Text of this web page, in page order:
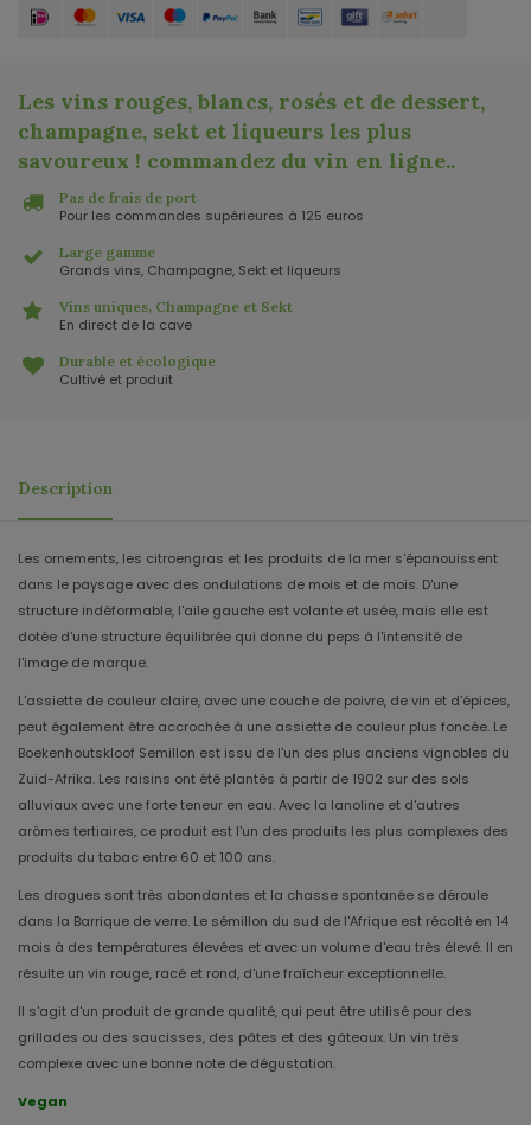
Les vins rouges, blancs, rosés et de dessert,
champagne, sekt et liqueurs les plus
savoureux ! commandez du vin en ligne..
Pas de frais de port
Pour les commandes supérieures à 125 euros
Large gamme
Grands vins, Champagne, Sekt et liqueurs
Vins uniques, Champagne et Sekt
En direct de la cave
Durable et écologique
Cultivé et produit
Description
Les ornements, les citroengras et les produits de la mer s'épanouissent
dans le paysage avec des ondulations de mois et de mois. D'une
structure indéformable, l'aile gauche est volante et usée, mais elle est
dotée d'une structure équilibrée qui donne du peps à l'intensité de
l'image de marque.
L'assiette de couleur claire, avec une couche de poivre, de vin et d'épices,
peut également être accrochée à une assiette de couleur plus foncée. Le
Boekenhoutskloof Semillon est issu de l'un des plus anciens vignobles du
Zuid-Afrika. Les raisins ont été plantés à partir de 1902 sur des sols
alluviaux avec une forte teneur en eau. Avec la lanoline et d'autres
arômes tertiaires, ce produit est l'un des produits les plus complexes des
produits du tabac entre 60 et 100 ans.
Les drogues sont très abondantes et la chasse spontanée se déroule
dans la Barrique de verre. Le sémillon du sud de l'Afrique est récolté en 14
mois à des températures élevées et avec un volume d'eau très élevé. Il en
résulte un vin rouge, racé et rond, d'une fraîcheur exceptionnelle.
Il s'agit d'un produit de grande qualité, qui peut être utilisé pour des
grillades ou des saucisses, des pâtes et des gâteaux. Un vin très
complexe avec une bonne note de dégustation.
Vegan